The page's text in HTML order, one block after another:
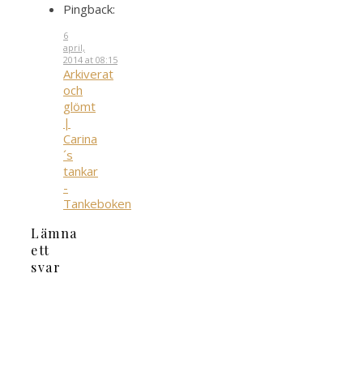
Pingback:
6
april,
2014 at 08:15
Arkiverat
och
glömt
|
Carina
´s
tankar
-
Tankeboken
Lämna
ett
svar